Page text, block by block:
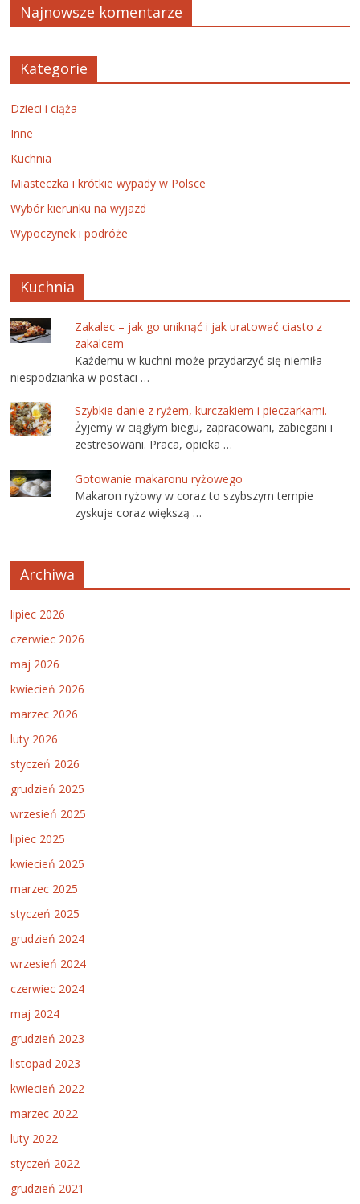
Najnowsze komentarze
Kategorie
Dzieci i ciąża
Inne
Kuchnia
Miasteczka i krótkie wypady w Polsce
Wybór kierunku na wyjazd
Wypoczynek i podróże
Kuchnia
Zakalec – jak go uniknąć i jak uratować ciasto z
zakalcem
Każdemu w kuchni może przydarzyć się niemiła
niespodzianka w postaci …
Szybkie danie z ryżem, kurczakiem i pieczarkami.
Żyjemy w ciągłym biegu, zapracowani, zabiegani i
zestresowani. Praca, opieka …
Gotowanie makaronu ryżowego
Makaron ryżowy w coraz to szybszym tempie
zyskuje coraz większą …
Archiwa
lipiec 2026
czerwiec 2026
maj 2026
kwiecień 2026
marzec 2026
luty 2026
styczeń 2026
grudzień 2025
wrzesień 2025
lipiec 2025
kwiecień 2025
marzec 2025
styczeń 2025
grudzień 2024
wrzesień 2024
czerwiec 2024
maj 2024
grudzień 2023
listopad 2023
kwiecień 2022
marzec 2022
luty 2022
styczeń 2022
grudzień 2021